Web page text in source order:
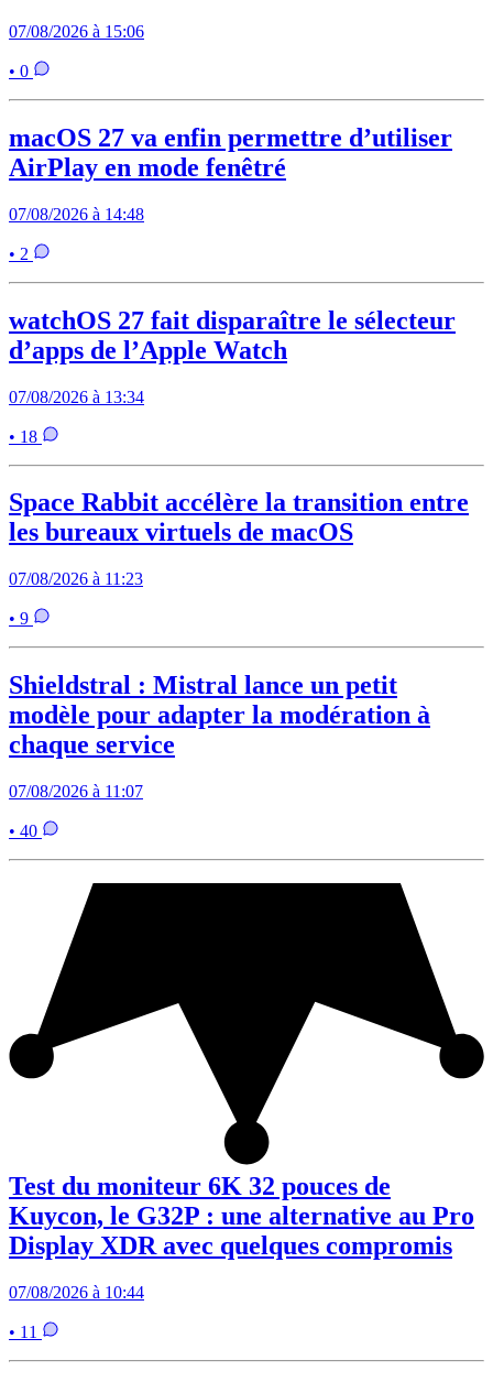
07/08/2026 à 15:06
• 0
macOS 27 va enfin permettre d’utiliser
AirPlay en mode fenêtré
07/08/2026 à 14:48
• 2
watchOS 27 fait disparaître le sélecteur
d’apps de l’Apple Watch
07/08/2026 à 13:34
• 18
Space Rabbit accélère la transition entre
les bureaux virtuels de macOS
07/08/2026 à 11:23
• 9
Shieldstral : Mistral lance un petit
modèle pour adapter la modération à
chaque service
07/08/2026 à 11:07
• 40
Test du moniteur 6K 32 pouces de
Kuycon, le G32P : une alternative au Pro
Display XDR avec quelques compromis
07/08/2026 à 10:44
• 11